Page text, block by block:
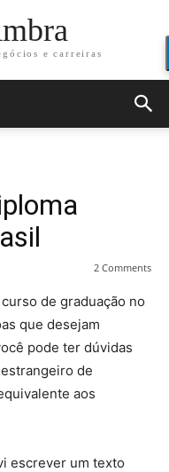
e carreiras
2 Comments
de graduação no
que desejam
pode ter dúvidas
de
aos
escrever um texto